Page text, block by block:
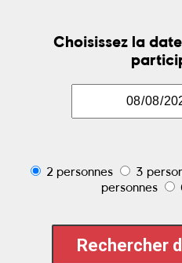
Choisissez la
2 personnes 3
personnes